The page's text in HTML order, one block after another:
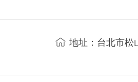
地址：台北市松